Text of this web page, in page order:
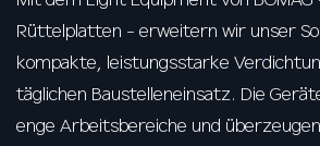
Rüttelplatten - erweitern wir unser
kompakte, leistungsstarke
täglichen Baustelleneinsatz. Die
enge Arbeitsbereiche und